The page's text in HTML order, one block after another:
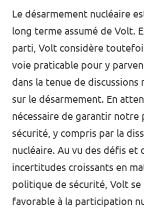
Le désarmement nucléaire
long terme assumé de Volt.
parti, Volt considère
voie praticable pour y
dans la tenue de discussions
sur le désarmement. En
nécessaire de garantir notre
sécurité, y compris par la
nucléaire. Au vu des défis et
incertitudes croissants en
politique de sécurité, Volt se
favorable à la participation